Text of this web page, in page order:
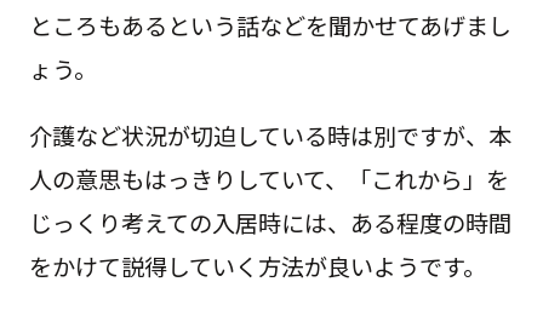
ところもあるという話などを聞かせてあげまし
ょう。
介護など状況が切迫している時は別ですが、本
人の意思もはっきりしていて、「これから」を
じっくり考えての入居時には、ある程度の時間
をかけて説得していく方法が良いようです。